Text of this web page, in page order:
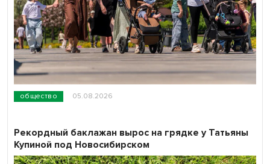
общество 05.08.2026
Рекордный баклажан вырос на грядке у Татьяны
Купиной под Новосибирском